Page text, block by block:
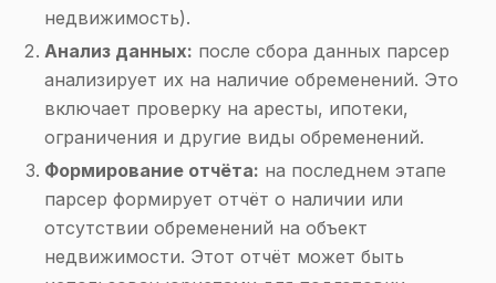
недвижимость).
Анализ данных: после сбора данных парсер
анализирует их на наличие обременений. Это
включает проверку на аресты, ипотеки,
ограничения и другие виды обременений.
Формирование отчёта: на последнем этапе
парсер формирует отчёт о наличии или
отсутствии обременений на объект
недвижимости. Этот отчёт может быть